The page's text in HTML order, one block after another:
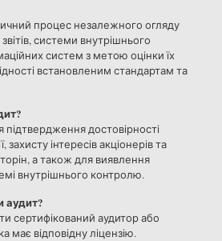
процес незалежного огляду
системи внутрішнього
систем з метою оцінки їх
встановленим стандартам та
підтвердження достовірності
захисту інтересів акціонерів та
а також для виявлення
внутрішнього контролю.
аудит?
сертифікований аудитор або
має відповідну ліцензію.